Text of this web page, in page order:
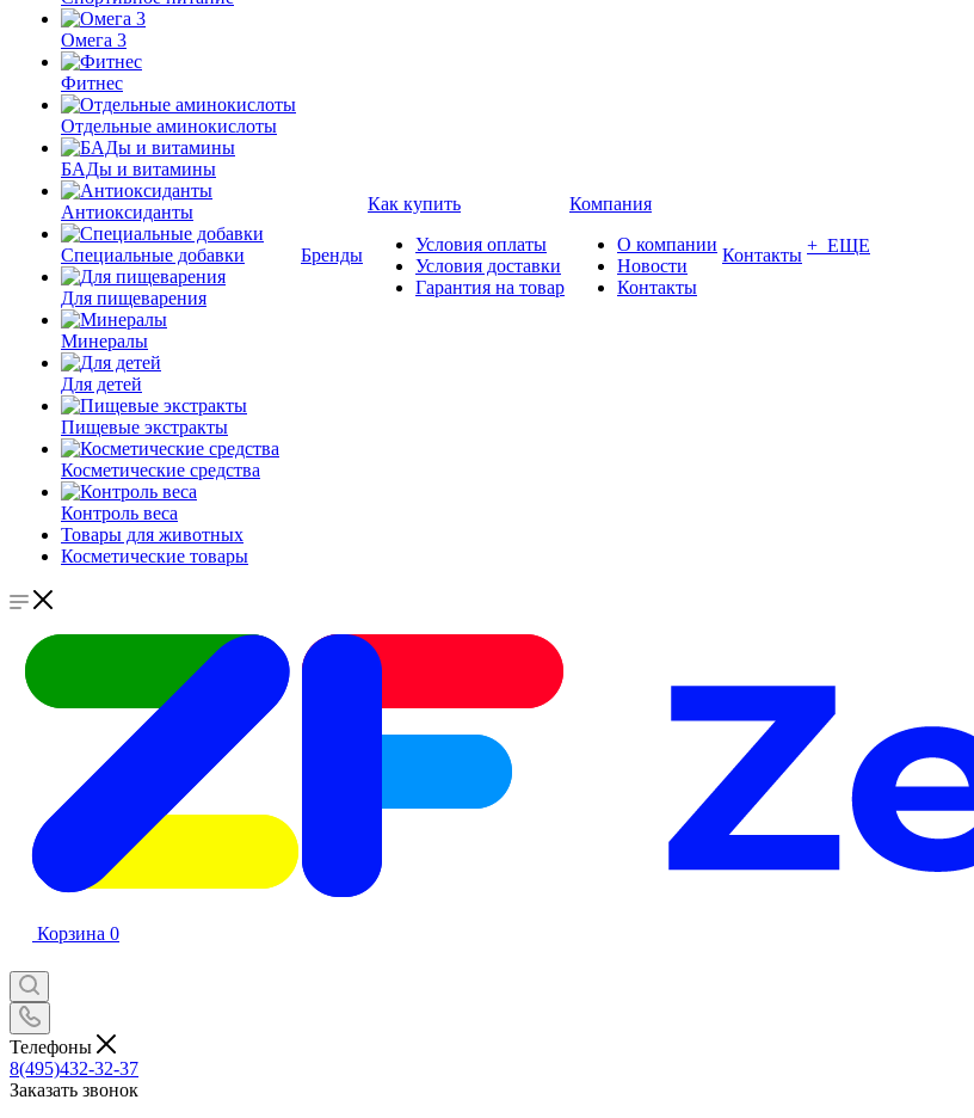
Омега 3
Фитнес
Отдельные аминокислоты
БАДы и витамины
Антиоксиданты
Специальные добавки
Для пищеварения
Минералы
Для детей
Пищевые экстракты
Косметические средства
Контроль веса
Товары для животных
Косметические товары
Бренды
Как купить
Условия оплаты
Условия доставки
Гарантия на товар
Компания
О компании
Новости
Контакты
Контакты + ЕЩЕ
Корзина 0
Телефоны
8(495)432-32-37
Заказать звонок